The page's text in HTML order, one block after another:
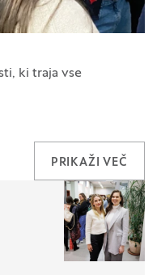
ki traja vse
PRIKAŽI VEČ